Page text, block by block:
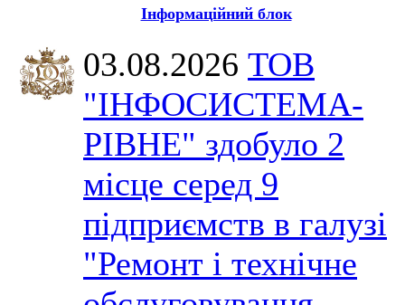
Інформаційний блок
03.08.2026 ТОВ
"ІНФОСИСТЕМА-
РІВНЕ" здобуло 2
місце серед 9
підприємств в галузі
"Ремонт і технічне